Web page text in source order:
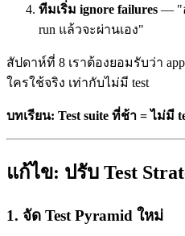
ทีมเริ่ม ignore failures — "
run แล้วจะผ่านเอง"
สัปดาห์ที่ 8 เราต้องยอมรับว่า
ใครใช้จริง เท่ากับไม่มี test
บทเรียน: Test suite ที่ช้า = ไม่มี
แก้ไข: ปรับ Test
1. จัด Test Pyramid ใหม่